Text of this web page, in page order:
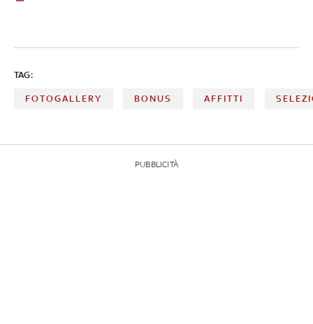
TAG:
FOTOGALLERY BONUS AFFITTI
PUBBLICITÀ